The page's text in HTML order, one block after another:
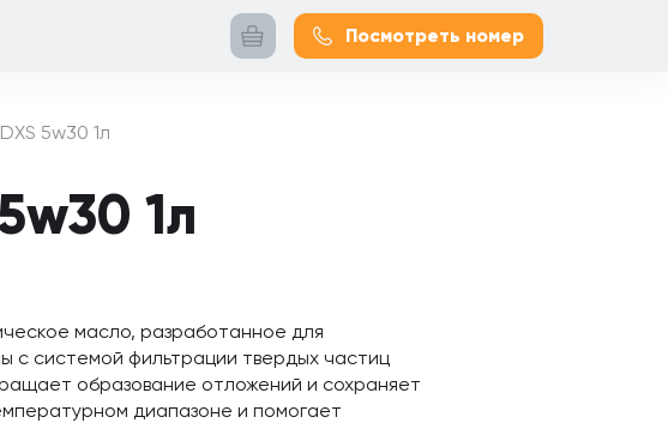
5w30 1л
Посмотреть номер
1л
масло, разработанное для
с системой фильтрации твердых частиц
образование отложений и сохраняет
диапазоне и помогает